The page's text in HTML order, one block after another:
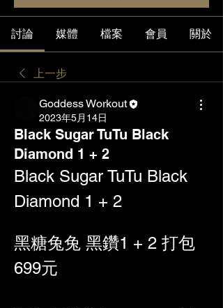
討論 媒體 檔案 會員 關於
上一步
Goddess Workout
2023年5月14日
Black Sugar TuTu Black
Diamond 1 + 2
Black Sugar TuTu Black
Diamond 1 + 2
黑糖兔兔 黑鑽1 + 2 打包
699元